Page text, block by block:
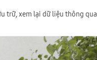
trữ, xem lại dữ liệu thông qua